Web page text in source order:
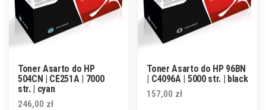
Toner Asarto do HP
504CN | CE251A | 7000
str. | cyan
246,00 zł
Toner Asarto do HP 96BN
| C4096A | 5000 str. | black
157,00 zł